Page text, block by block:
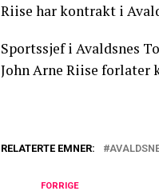
Riise har kontrakt i
Sportssjef i Avaldsnes
John Arne Riise forlater
RELATERTE EMNER:
FORRIGE